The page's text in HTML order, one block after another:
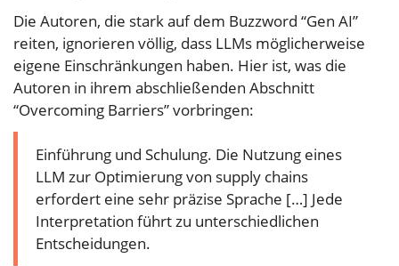
Die Autoren, die stark auf dem Buzzword “Gen AI”
reiten, ignorieren völlig, dass LLMs möglicherweise
eigene Einschränkungen haben. Hier ist, was die
Autoren in ihrem abschließenden Abschnitt
“Overcoming Barriers” vorbringen:
Einführung und Schulung. Die Nutzung eines
LLM zur Optimierung von supply chains
erfordert eine sehr präzise Sprache […] Jede
Interpretation führt zu unterschiedlichen
Entscheidungen.